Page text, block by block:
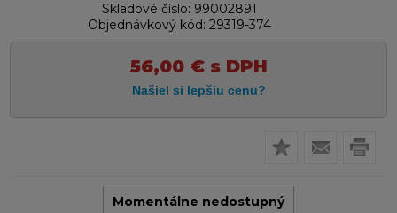
Skladové číslo: 99002891
Objednávkový kód: 29319-374
56,00 €s DPH
Momentálne nedostupný